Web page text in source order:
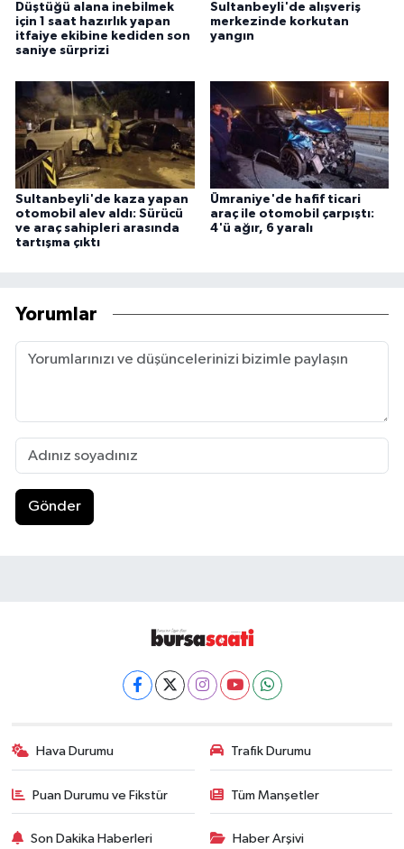
Düştüğü alana inebilmek
için 1 saat hazırlık yapan
itfaiye ekibine kediden son
saniye sürprizi
Sultanbeyli'de alışveriş
merkezinde korkutan
yangın
Sultanbeyli'de kaza yapan
otomobil alev aldı: Sürücü
ve araç sahipleri arasında
tartışma çıktı
Ümraniye'de hafif ticari
araç ile otomobil çarpıştı:
4'ü ağır, 6 yaralı
Yorumlar
Gönder
Hava Durumu Trafik Durumu
Puan Durumu ve Fikstür Tüm Manşetler
Son Dakika Haberleri Haber Arşivi